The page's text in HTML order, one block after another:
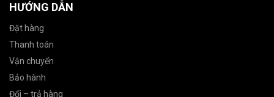
HƯỚNG DẪN
Đặt hàng
Thanh toán
Vận chuyển
Bảo hành
Đổi – trả hàng